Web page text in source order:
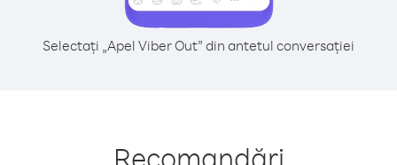
Selectați „Apel Viber Out” din antetul conversației
Recomandări